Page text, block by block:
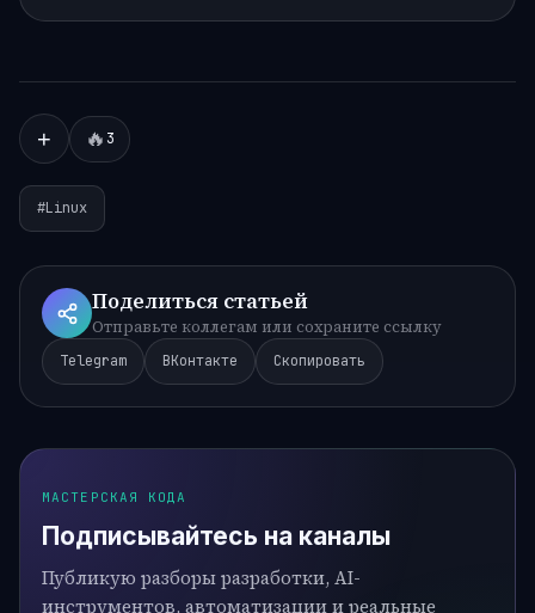
+ 🔥 3
#Linux
Поделиться статьей
Отправьте коллегам или сохраните ссылку
Telegram ВКонтакте Скопировать
МАСТЕРСКАЯ КОДА
Подписывайтесь на каналы
Публикую разборы разработки, AI-
инструментов, автоматизации и реальные